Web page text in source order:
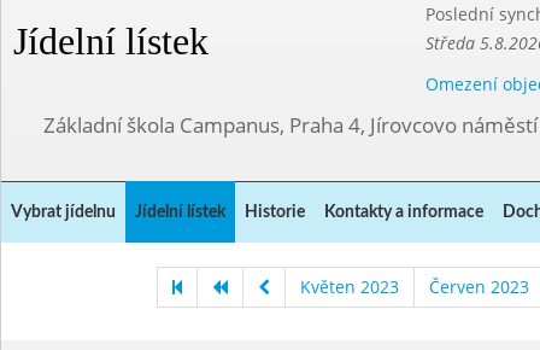
Jídelní lístek
Poslední
Středa
Omezení
Základní škola Campanus, Praha 4, Jírovcovo
Vybrat jídelnu Jídelní lístek Historie Kontakty a informace
Květen 2023 Červen 2023